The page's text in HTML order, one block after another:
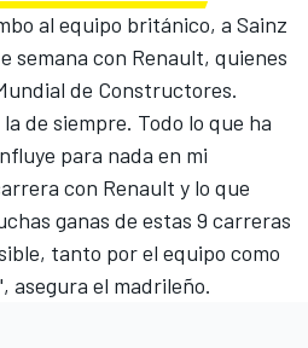
al equipo británico, a Sainz
semana con Renault, quienes
de Constructores.
de siempre. Todo lo que ha
para nada en mi
con Renault y lo que
ganas de estas 9 carreras
tanto por el equipo como
asegura el madrileño.